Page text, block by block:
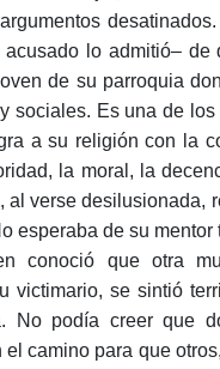
lo admitió– de
de su parroquia
sociales. Es una de
a su religión con la
la moral, la
al verse desilusionada,
esperaba de su mentor
conoció que otra
victimario, se sintió
No podía creer que
camino para que